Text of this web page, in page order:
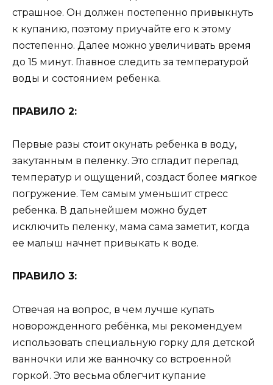
страшное. Он должен постепенно привыкнуть
к купанию, поэтому приучайте его к этому
постепенно. Далее можно увеличивать время
до 15 минут. Главное следить за температурой
воды и состоянием ребенка.
ПРАВИЛО 2:
Первые разы стоит окунать ребенка в воду,
закутанным в пеленку. Это сгладит перепад
температур и ощущений, создаст более мягкое
погружение. Тем самым уменьшит стресс
ребенка. В дальнейшем можно будет
исключить пеленку, мама сама заметит, когда
ее малыш начнет привыкать к воде.
ПРАВИЛО 3:
Отвечая на вопрос, в чем лучше купать
новорожденного ребёнка, мы рекомендуем
использовать специальную горку для детской
ванночки или же ванночку со встроенной
горкой. Это весьма облегчит купание